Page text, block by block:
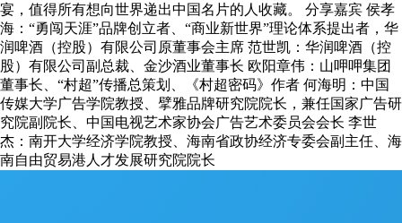
宴，值得所有想向世界递出中国名片的人收藏。 分享嘉宾 侯孝
海：“勇闯天涯”品牌创立者、“商业新世界”理论体系提出者，华
润啤酒（控股）有限公司原董事会主席 范世凯：华润啤酒（控
股）有限公司副总裁、金沙酒业董事长 欧阳章伟：山呷呷集团
董事长、“村超”传播总策划、《村超密码》作者 何海明：中国
传媒大学广告学院教授、擘雅品牌研究院院长，兼任国家广告研
究院副院长、中国电视艺术家协会广告艺术委员会会长 李世
杰：南开大学经济学院教授、海南省政协经济专委会副主任、海
南自由贸易港人才发展研究院院长